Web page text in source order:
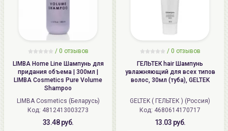
/ 0 отзывов
LIMBA Home Line Шампунь для
придания объема | 300мл |
LIMBA Cosmetics Pure Volume
Shampoo
LIMBA Cosmetics (Беларусь)
Код: 4812413003273
33.48 руб.
/ 0 отзывов
ГЕЛЬТЕК hair Шампунь
увлажняющий для всех типов
волос, 30мл (туба), GELTEK
GELTEK ( ГЕЛЬТЕК ) (Россия)
Код: 4680614170717
13.03 руб.